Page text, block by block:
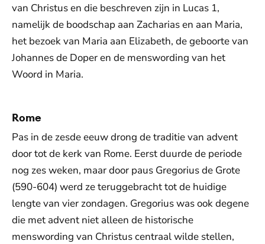
van Christus en die beschreven zijn in Lucas 1,
namelijk de boodschap aan Zacharias en aan Maria,
het bezoek van Maria aan Elizabeth, de geboorte van
Johannes de Doper en de menswording van het
Woord in Maria.
Rome
Pas in de zesde eeuw drong de traditie van advent
door tot de kerk van Rome. Eerst duurde de periode
nog zes weken, maar door paus Gregorius de Grote
(590-604) werd ze teruggebracht tot de huidige
lengte van vier zondagen. Gregorius was ook degene
die met advent niet alleen de historische
menswording van Christus centraal wilde stellen,